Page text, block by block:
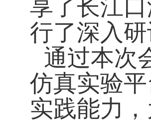
享了长江
行了深入
通过本次
仿真实验
实践能力